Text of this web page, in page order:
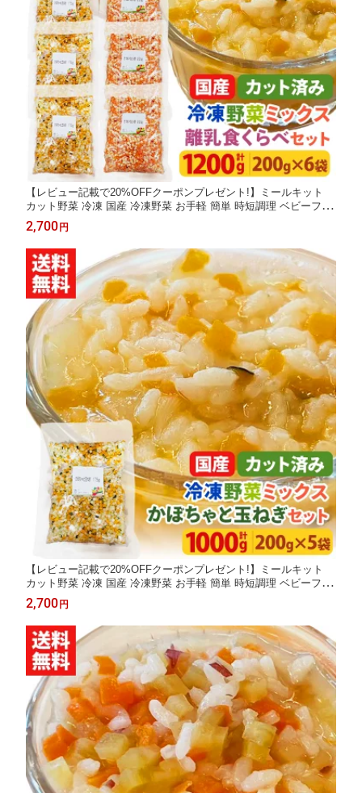
【レビュー記載で20%OFFクーポンプレゼント!】ミールキット
カット野菜 冷凍 国産 冷凍野菜 お手軽 簡単 時短調理 ベビーフー
ド 7ヶ月 8ヶ月 アレルギー冷凍カット済み 野菜ミックス 離乳食
くらべセット（かぼちゃと玉ねぎ3袋、さつまいもと人参3袋) 200
g×6袋
2,700円
【レビュー記載で20%OFFクーポンプレゼント!】ミールキット
カット野菜 冷凍 国産 冷凍野菜 お手軽 簡単 時短調理 ベビーフー
ド 7ヶ月 8ヶ月 アレルギー冷凍カット済み 野菜ミックス 離乳食
用（かぼちゃと玉ねぎ）セット 200g×5袋
2,700円